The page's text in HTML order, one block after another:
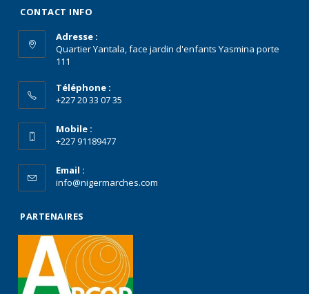
CONTACT INFO
Adresse :
Quartier Yantala, face jardin d'enfants Yasmina porte
111
Téléphone :
+227 20 33 07 35
Mobile :
+227 91189477
Email :
info@nigermarches.com
PARTENAIRES